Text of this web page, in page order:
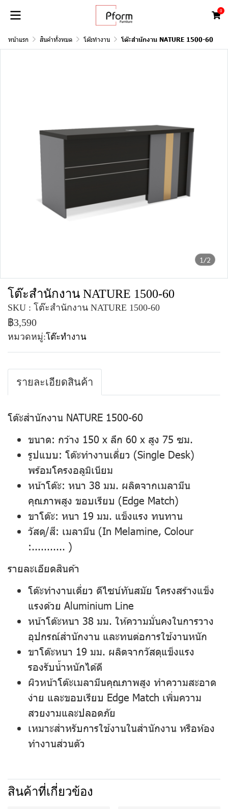
0
หน้าแรก สินค้าทั้งหมด โต๊ะทำงาน โต๊ะสำนักงาน NATURE 1500-60
1/2
โต๊ะสำนักงาน NATURE 1500-60
SKU : โต๊ะสำนักงาน NATURE 1500-60
฿3,590
หมวดหมู่:โต๊ะทำงาน
รายละเอียดสินค้า
โต๊ะสำนักงาน NATURE 1500-60
ขนาด: กว้าง 150 x ลึก 60 x สูง 75 ซม.
รูปแบบ: โต๊ะทำงานเดี่ยว (Single Desk)
พร้อมโครงอลูมิเนียม
หน้าโต๊ะ: หนา 38 มม. ผลิตจากเมลามีน
คุณภาพสูง ขอบเรียบ (Edge Match)
ขาโต๊ะ: หนา 19 มม. แข็งแรง ทนทาน
วัสดุ/สี: เมลามีน (In Melamine, Colour
:........... )
รายละเอียดสินค้า
โต๊ะทำงานเดี่ยว ดีไซน์ทันสมัย โครงสร้างแข็ง
แรงด้วย Aluminium Line
หน้าโต๊ะหนา 38 มม. ให้ความมั่นคงในการวาง
อุปกรณ์สำนักงาน และทนต่อการใช้งานหนัก
ขาโต๊ะหนา 19 มม. ผลิตจากวัสดุแข็งแรง
รองรับน้ำหนักได้ดี
ผิวหน้าโต๊ะเมลามีนคุณภาพสูง ทำความสะอาด
ง่าย และขอบเรียบ Edge Match เพิ่มความ
สวยงามและปลอดภัย
เหมาะสำหรับการใช้งานในสำนักงาน หรือห้อง
ทำงานส่วนตัว
สินค้าที่เกี่ยวข้อง